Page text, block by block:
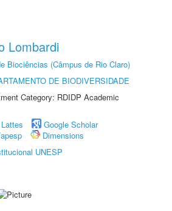
Lombardi
Biociências (Câmpus de Rio Claro)
DE BIODIVERSIDADE
Category: RDIDP Academic
Google Scholar
Dimensions
UNESP